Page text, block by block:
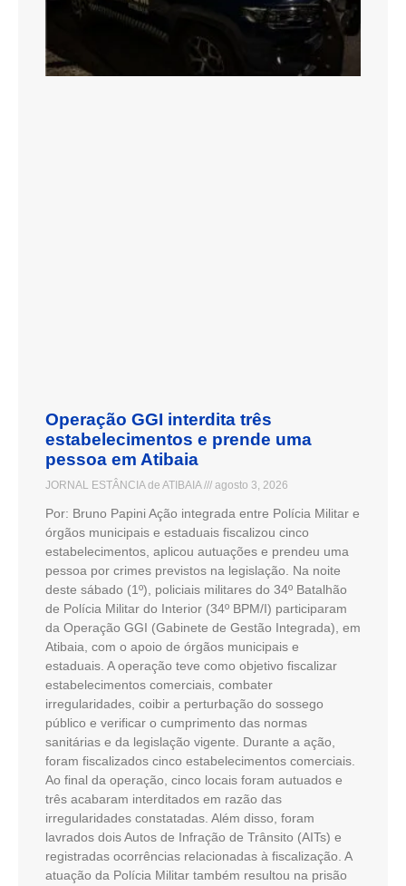
Operação GGI interdita três
estabelecimentos e prende uma
pessoa em Atibaia
JORNAL ESTÂNCIA de ATIBAIA agosto 3, 2026
Por: Bruno Papini Ação integrada entre Polícia Militar e
órgãos municipais e estaduais fiscalizou cinco
estabelecimentos, aplicou autuações e prendeu uma
pessoa por crimes previstos na legislação. Na noite
deste sábado (1º), policiais militares do 34º Batalhão
de Polícia Militar do Interior (34º BPM/I) participaram
da Operação GGI (Gabinete de Gestão Integrada), em
Atibaia, com o apoio de órgãos municipais e
estaduais. A operação teve como objetivo fiscalizar
estabelecimentos comerciais, combater
irregularidades, coibir a perturbação do sossego
público e verificar o cumprimento das normas
sanitárias e da legislação vigente. Durante a ação,
foram fiscalizados cinco estabelecimentos comerciais.
Ao final da operação, cinco locais foram autuados e
três acabaram interditados em razão das
irregularidades constatadas. Além disso, foram
lavrados dois Autos de Infração de Trânsito (AITs) e
registradas ocorrências relacionadas à fiscalização. A
atuação da Polícia Militar também resultou na prisão